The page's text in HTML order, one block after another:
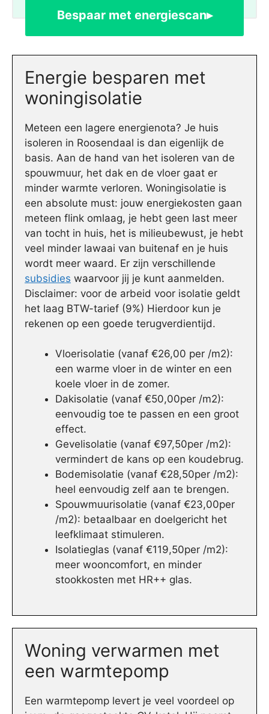
Bespaar met energiescan▸
Energie besparen met
woningisolatie
Meteen een lagere energienota? Je huis
isoleren in Roosendaal is dan eigenlijk de
basis. Aan de hand van het isoleren van de
spouwmuur, het dak en de vloer gaat er
minder warmte verloren. Woningisolatie is
een absolute must: jouw energiekosten gaan
meteen flink omlaag, je hebt geen last meer
van tocht in huis, het is milieubewust, je hebt
veel minder lawaai van buitenaf en je huis
wordt meer waard. Er zijn verschillende
subsidies waarvoor jij je kunt aanmelden.
Disclaimer: voor de arbeid voor isolatie geldt
het laag BTW-tarief (9%) Hierdoor kun je
rekenen op een goede terugverdientijd.
Vloerisolatie (vanaf €26,00 per /m2):
een warme vloer in de winter en een
koele vloer in de zomer.
Dakisolatie (vanaf €50,00per /m2):
eenvoudig toe te passen en een groot
effect.
Gevelisolatie (vanaf €97,50per /m2):
vermindert de kans op een koudebrug.
Bodemisolatie (vanaf €28,50per /m2):
heel eenvoudig zelf aan te brengen.
Spouwmuurisolatie (vanaf €23,00per
/m2): betaalbaar en doelgericht het
leefklimaat stimuleren.
Isolatieglas (vanaf €119,50per /m2):
meer wooncomfort, en minder
stookkosten met HR++ glas.
Woning verwarmen met
een warmtepomp
Een warmtepomp levert je veel voordeel op